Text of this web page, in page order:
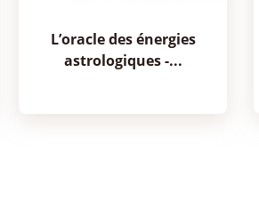
l’oracle des énergies
astrologiques -...